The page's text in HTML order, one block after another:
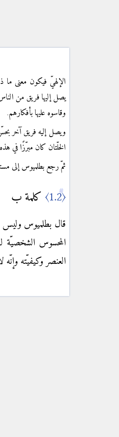
الإلهيّ فيكون معنى ما
يصل إليها فريق من
وقاسوه عليها بأفكارهم.
ويصل إليه فريق آخر
الخلّتان كان مبرّزًا في
ثمّ رجع بطلميوس إلى
〈1.2〉 كلمة ب
قال بطلميوس وليس
المحسوس
العنصر وكيفيّته